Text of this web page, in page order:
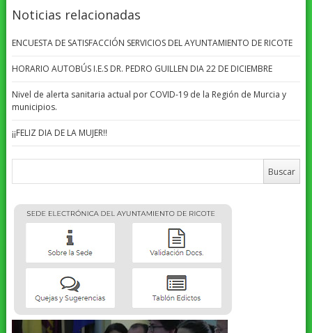
Noticias relacionadas
ENCUESTA DE SATISFACCIÓN SERVICIOS DEL AYUNTAMIENTO DE RICOTE
HORARIO AUTOBÚS I.E.S DR. PEDRO GUILLEN DIA 22 DE DICIEMBRE
Nivel de alerta sanitaria actual por COVID-19 de la Región de Murcia y
municipios.
¡¡FELIZ DIA DE LA MUJER!!